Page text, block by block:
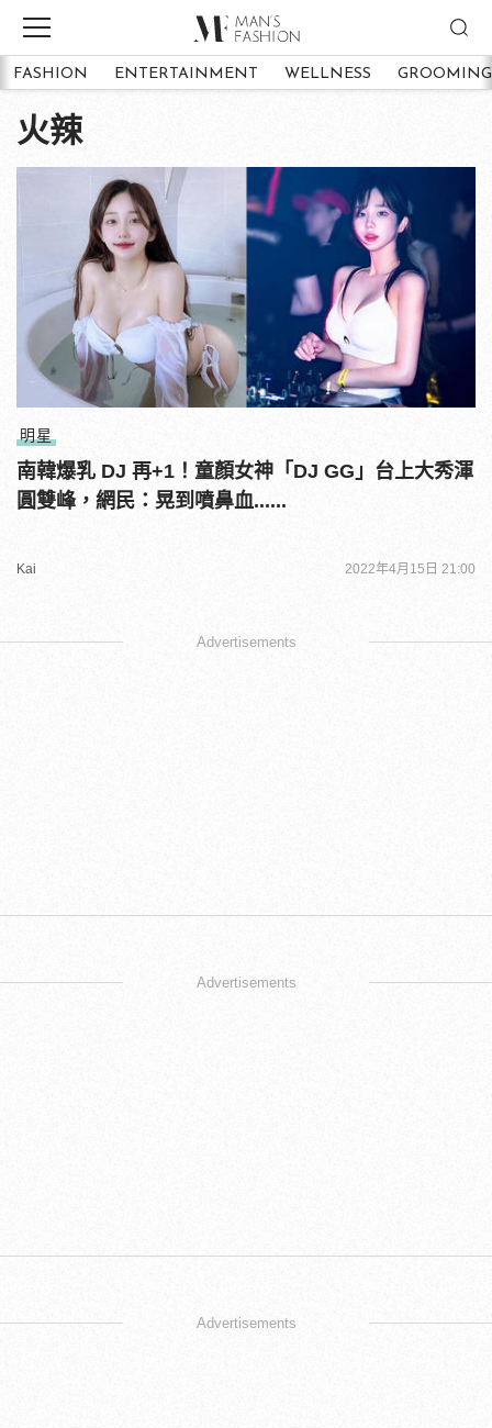
FASHION ENTERTAINMENT WELLNESS GROOMING
火辣
明星
南韓爆乳 DJ 再+1！童顏女神「DJ GG」台上大秀渾
圓雙峰，網民：晃到噴鼻血......
Kai 2022年4月15日 21:00
Advertisements
Advertisements
Advertisements